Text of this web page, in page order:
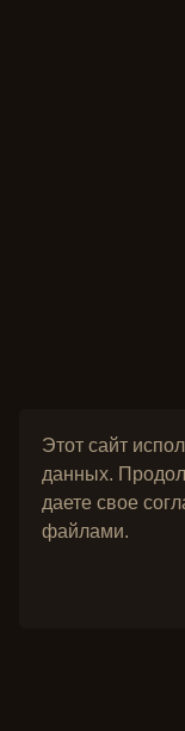
Этот сайт
данных.
даете свое
файлами.